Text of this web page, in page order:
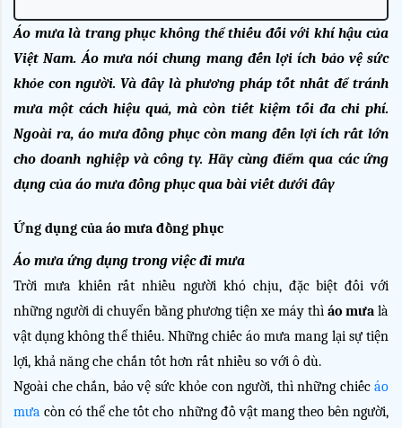
Áo mưa là trang phục không thể thiếu đối với khí hậu của
Việt Nam. Áo mưa nói chung mang đến lợi ích bảo vệ sức
khỏe con người. Và đây là phương pháp tốt nhất để tránh
mưa một cách hiệu quả, mà còn tiết kiệm tối đa chi phí.
Ngoài ra, áo mưa đồng phục còn mang đến lợi ích rất lớn
cho doanh nghiệp và công ty. Hãy cùng điểm qua các ứng
dụng của áo mưa đồng phục qua bài viết dưới đây
Ứng dụng của áo mưa đồng phục
Áo mưa ứng dụng trong việc đi mưa
Trời mưa khiến rất nhiều người khó chịu, đặc biệt đối với
những người di chuyển bằng phương tiện xe máy thì áo mưa là
vật dụng không thể thiếu. Những chiếc áo mưa mang lại sự tiện
lợi, khả năng che chắn tốt hơn rất nhiều so với ô dù.
Ngoài che chắn, bảo vệ sức khỏe con người, thì những chiếc áo
mưa còn có thể che tốt cho những đồ vật mang theo bên người,